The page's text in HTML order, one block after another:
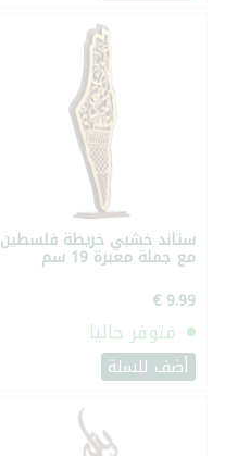
ستاند خشبي خريطة فلسطين
مع جملة معبرة 19 سم
متوفر حاليا
أضف للسلة